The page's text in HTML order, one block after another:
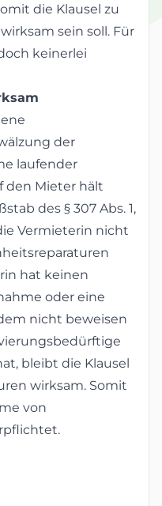
die Klausel zu
sein soll. Für
keinerlei
der
laufender
den Mieter hält
des § 307 Abs. 1,
Vermieterin nicht
hat keinen
oder eine
nicht beweisen
bleibt die Klausel
wirksam. Somit
von